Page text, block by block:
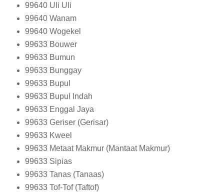
99640 Uli Uli
99640 Wanam
99640 Wogekel
99633 Bouwer
99633 Bumun
99633 Bunggay
99633 Bupul
99633 Bupul Indah
99633 Enggal Jaya
99633 Geriser (Gerisar)
99633 Kweel
99633 Metaat Makmur (Mantaat Makmur)
99633 Sipias
99633 Tanas (Tanaas)
99633 Tof-Tof (Taftof)